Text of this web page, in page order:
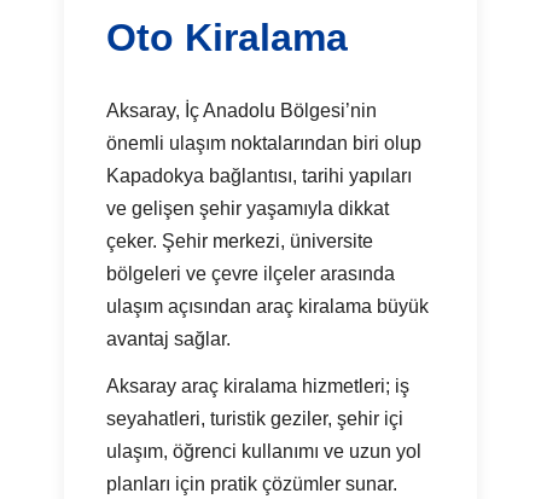
Oto Kiralama
Aksaray, İç Anadolu Bölgesi’nin
önemli ulaşım noktalarından biri olup
Kapadokya bağlantısı, tarihi yapıları
ve gelişen şehir yaşamıyla dikkat
çeker. Şehir merkezi, üniversite
bölgeleri ve çevre ilçeler arasında
ulaşım açısından araç kiralama büyük
avantaj sağlar.
Aksaray araç kiralama hizmetleri; iş
seyahatleri, turistik geziler, şehir içi
ulaşım, öğrenci kullanımı ve uzun yol
planları için pratik çözümler sunar.